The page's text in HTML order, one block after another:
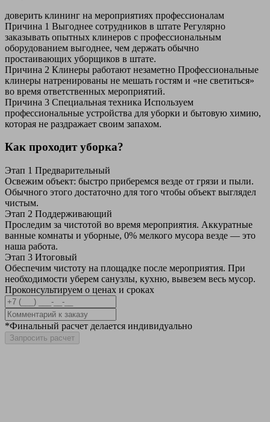
доверить клининг на мероприятиях профессионалам
Причина 1 Выгоднее сотрудников в штате Регулярно
заказывать опытных клинеров с профессиональным
оборудованием выгоднее, чем держать обычно
простаивающих уборщиков в штате.
Причина 2 Клинеры работают незаметно Профессиональные
клинеры натренированы не мешать гостям и «не светиться»
во время ответственных мероприятий.
Причина 3 Специальная техника Используем
профессиональные устройства для уборки и бытовую химию,
которая не раздражает своим запахом.
Как проходит уборка?
Этап 1 Предварительный
Освежим объект: быстро приберемся везде от грязи и пыли.
Обычного этого достаточно для того чтобы объект выглядел
чистым.
Этап 2 Поддерживающий
Проследим за чистотой во время мероприятия. Аккуратные
ванные комнаты и уборные, 0% мелкого мусора везде — это
наша работа.
Этап 3 Итоговый
Обеспечим чистоту на площадке после мероприятия. При
необходимости уберем санузлы, кухню, вывезем весь мусор.
Проконсультируем о ценах и сроках
*Финальный расчет делается индивидуально
Запросить расчет